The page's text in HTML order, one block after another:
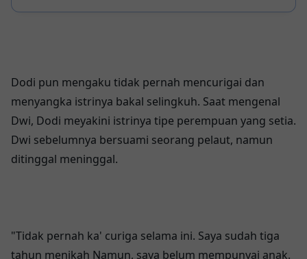
Dodi pun mengaku tidak pernah mencurigai dan
menyangka istrinya bakal selingkuh. Saat mengenal
Dwi, Dodi meyakini istrinya tipe perempuan yang setia.
Dwi sebelumnya bersuami seorang pelaut, namun
ditinggal meninggal.
"Tidak pernah ka' curiga selama ini. Saya sudah tiga
tahun menikah Namun, saya belum mempunyai anak.